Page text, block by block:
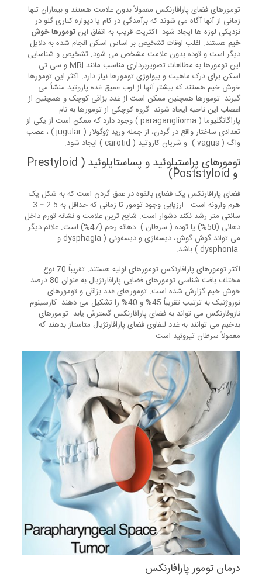
تومورهای فضای پارافارنکس معمولاً بدون علامت هستند و بیماران تنها
زمانی از آنها آگاه می شوند که برآمدگی در کام یا دیواره کناری گلو در
نزدیکی لوزه ها ایجاد شود. اکثریت قریب به اتفاق این تومورها خوش
خیم هستند. اغلب اوقات تشخیص بر اساس اسکن انجام شده به دلایل
دیگر است و توده بدون علامت مشخص می شود. تشخیص و شناسایی
این تومورها به مطالعات تصویربرداری مناسب مانند MRI و سی تی
اسکن برای درک ماهیت و بیولوژی تومورها نیاز دارد. اکثر این تومورها
خوش خیم هستند که بیشتر آنها از لوب عمیق غده پاروتید منشأ می
گیرند. تومورها همچنین ممکن است از غدد بزاقی کوچک و همچنین از
اعصاب این ناحیه ایجاد شوند. گروه کوچکی از تومورها به نام
پاراگانگلیوما ( paraganglioma ) وجود دارد که ممکن است از یکی از
تعدادی ساختار واقع در گردن، از جمله ورید ژوگولار ( jugular ) ، عصب
واگ ( vagus ) و شریان کاروتید ( carotid ) ایجاد شود.
تومورهای پراستیلوئید و پساستایلوئید ( Prestyloid
و Poststyloid)
فضای پارافارنکس یک فضای بالقوه در عمق گردن است که به شکل یک
هرم وارونه است. ارزیابی وجود تومور تا زمانی که حداقل به 2.5 – 3
سانتی متر رشد نکند دشوار است. شایع ترین علامت و نشانه تورم داخل
دهانی (50%) یا توده ( سرطان ) دهانه رحم (47%) است. علائم دیگر
می تواند گوش گوش، دیسفاژی و دیسفونی ( dysphagia و
اکثر تومورهای پارافارنکس تومورهای اولیه هستند. تقریباً 70 نوع
مختلف بافت شناسی تومورهای فضایی پارافارنژیال به عنوان 80 درصد
خوش خیم گزارش شده است. تومورهای غدد بزاقی و تومورهای
نوروژنیک به ترتیب تقریباً 45% و 40% را تشکیل می دهند. کارسینوم
نازوفارنکس می تواند به فضای پارافارنکس گسترش یابد. تومورهای
بدخیم می توانند به غدد لنفاوی فضای پارافارنژیال متاستاز بدهند که
معمولاً سرطان تیروئید است.
درمان تومور پارافارنکس